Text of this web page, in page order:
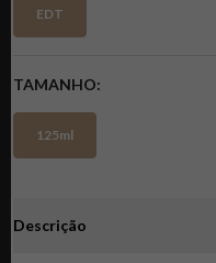
EDT
TAMANHO
125ml
Descrição